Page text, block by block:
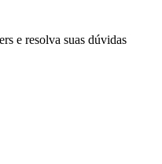
e resolva suas dúvidas